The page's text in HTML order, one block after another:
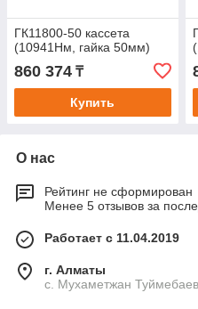
ГК11800-50 кассета
(10941Нм, гайка 50мм)
860 374 ₸
Купить
О нас
Рейтинг не сформирован
Менее 5 отзывов за
Работает с 11.04.2019
г. Алматы
с. Мухаметжан